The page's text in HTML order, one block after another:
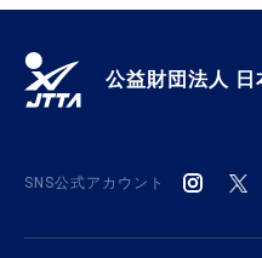
公益財団法人 日
SNS公式アカウント